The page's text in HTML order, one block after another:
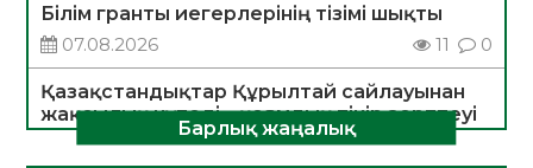
Білім гранты иегерлерінің тізімі шықты
07.08.2026
11 0
Қазақстандықтар Құрылтай сайлауынан
жақсылық күтеді – қоғамдық пікір зерттеуі
07.08.2026
11
Барлық жаңалық